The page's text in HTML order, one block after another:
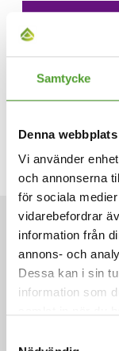
Samtycke
Denna
Vi använder
och annonserna
för sociala
vidarebefordrar
information från
annons- och
Dessa kan i sin
information som